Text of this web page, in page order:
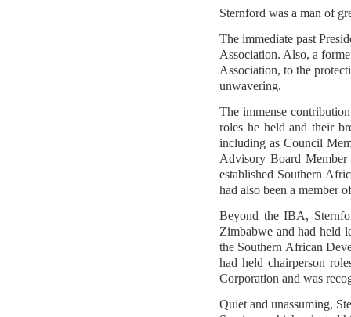
Sternford was a man of
The immediate past
Association. Also, a
Association, to the
unwavering.
The immense
roles he held and their
including as Council
Advisory Board
established Southern
had also been a member
Beyond the IBA,
Zimbabwe and had held
the Southern African
had held chairperson
Corporation and was
Quiet and unassuming,